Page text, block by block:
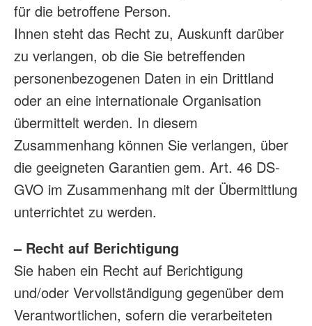
für die betroffene Person.
Ihnen steht das Recht zu, Auskunft darüber
zu verlangen, ob die Sie betreffenden
personenbezogenen Daten in ein Drittland
oder an eine internationale Organisation
übermittelt werden. In diesem
Zusammenhang können Sie verlangen, über
die geeigneten Garantien gem. Art. 46 DS-
GVO im Zusammenhang mit der Übermittlung
unterrichtet zu werden.
– Recht auf Berichtigung
Sie haben ein Recht auf Berichtigung
und/oder Vervollständigung gegenüber dem
Verantwortlichen, sofern die verarbeiteten